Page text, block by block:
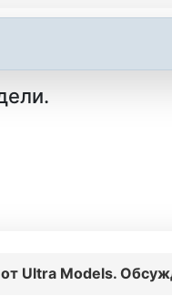
Ultra Models.